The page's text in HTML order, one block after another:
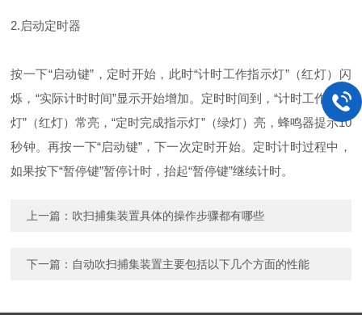
2.启动定时器
按一下“启动键”，定时开始，此时“计时工作指示灯”（红灯）闪
烁，“实际计时时间”显示开始增加。定时时间到，“计时工作指示
灯”（红灯）常亮，“定时完成指示灯”（绿灯）亮，蜂鸣器提示10
秒钟。再按一下“启动键”，下一次定时开始。定时计时过程中，
如果按下“暂停键”暂停计时，抬起“暂停键”继续计时。
上一篇： 吹扫捕集装置具体的操作步骤都有哪些
下一篇： 自动吹扫捕集装置主要包括以下几个方面的性能